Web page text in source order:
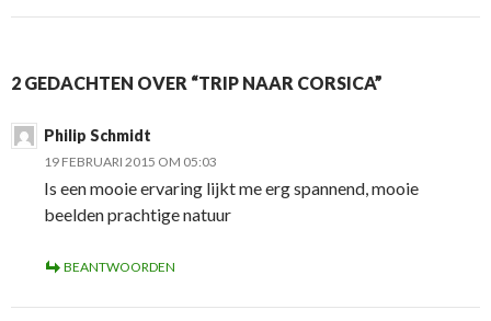
2 GEDACHTEN OVER “TRIP NAAR CORSICA”
Philip Schmidt
19 FEBRUARI 2015 OM 05:03
Is een mooie ervaring lijkt me erg spannend, mooie
beelden prachtige natuur
BEANTWOORDEN